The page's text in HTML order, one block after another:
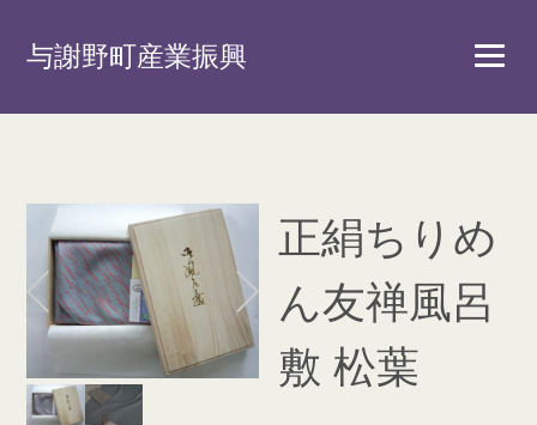
与謝野町産業振興
正絹ちりめ
ん友禅風呂
敷 松葉